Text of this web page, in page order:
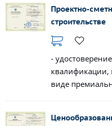
Проектно-
строительстве
-
квалификации,
виде